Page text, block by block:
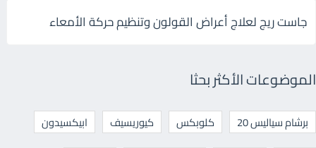
جاست ريج لعلاج أعراض القولون وتنظيم حركة الأمعاء
الموضوعات الأكثر بحثا
برشام سياليس 20 كلوبكس كيوريسيف
ابيكسيدون